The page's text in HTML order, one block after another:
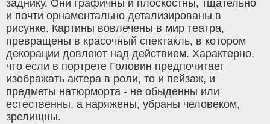
заднику. Они графичны и плоскостны, тщательно
и почти орнаментально детализированы в
рисунке. Картины вовлечены в мир театра,
превращены в красочный спектакль, в котором
декорации довлеют над действием. Характерно,
что если в портрете Головин предпочитает
изображать актера в роли, то и пейзаж, и
предметы натюрморта - не обыденны или
естественны, а наряжены, убраны человеком,
зрелищны.